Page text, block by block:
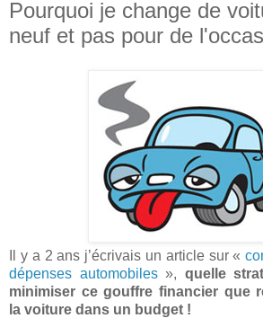
Pourquoi je change de
neuf et pas pour de
Il y a 2 ans j’écrivais un article sur «
dépenses automobiles», quelle
minimiser ce gouffre financier que
la voiture dans un budget !